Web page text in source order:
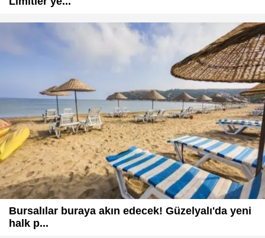
Bursalılar buraya akın edecek! Güzelyalı'da yeni
halk p...